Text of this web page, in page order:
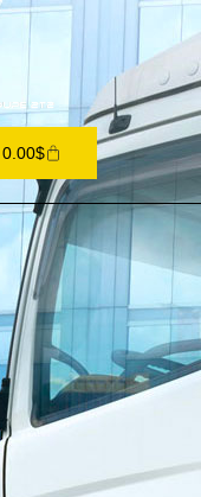
0.00$